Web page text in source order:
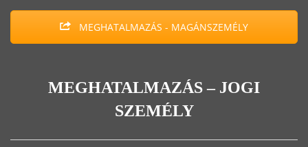
MEGHATALMAZÁS - MAGÁNSZEMÉLY
MEGHATALMAZÁS – JOGI
SZEMÉLY